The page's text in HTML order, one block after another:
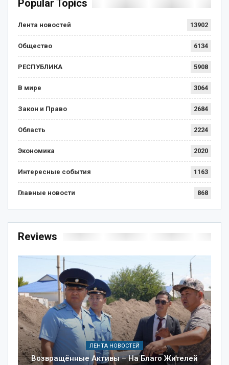
Popular Topics
Лента новостей 13902
Общество 6134
РЕСПУБЛИКА 5908
В мире 3064
Закон и Право 2684
Область 2224
Экономика 2020
Интересные события 1163
Главные новости 868
Reviews
ЛЕНТА НОВОСТЕЙ
Возвращённые Активы – На Благо Жителей